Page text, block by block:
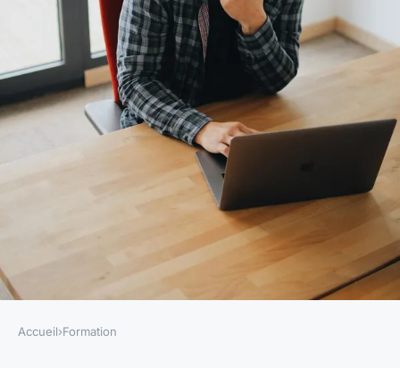
Accueil›Formation